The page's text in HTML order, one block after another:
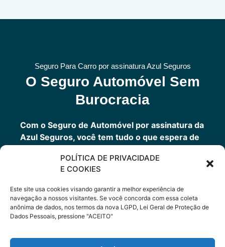
POLÍTICA DE PRIVACIDADE
E COOKIES
Este site usa cookies visando garantir a melhor experiência de
navegação a nossos visitantes. Se você concorda com essa coleta
anônima de dados, nos termos da nova LGPD, Lei Geral de Proteção de
Dados Pessoais, pressione "ACEITO"
Seguro Para Carro por assinatura Azul Seguros
O Seguro Automóvel Sem
Burocracia
Com o Seguro de Automóvel por assinatura da
Azul Seguros, você tem tudo o que espera de
outros benefícios disponíveis 24h.
Você tem um seguro completo com a garantia
de uma empresa sólida que faz parte do grupo
Porto Seguro.
Cote Agora